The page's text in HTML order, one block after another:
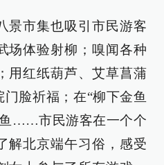
景市集也吸引市民游客
场体验射柳；嗅闻各种
用红纸葫芦、艾草菖蒲
脸祈福；在“柳下金鱼
……市民游客在一个个
解北京端午习俗，感受